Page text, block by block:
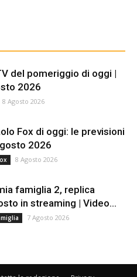
del pomeriggio di oggi |
2026
8 Agosto 2026
Fox di oggi: le previsioni
2026
8 Agosto 2026
famiglia 2, replica
in streaming | Video...
7 Agosto 2026